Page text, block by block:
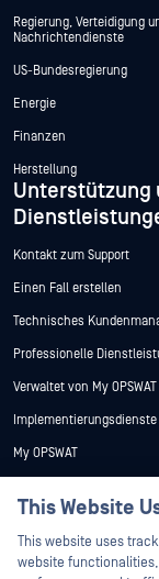
Regierung, Verteidigung
Nachrichtendienste
US-Bundesregierung
Energie
Finanzen
Herstellung
Unterstützung
Kontakt zum Support
Einen Fall erstellen
Technisches
Professionelle
Verwaltet von My OPSWAT
Implementierungsdienste
My OPSWAT
Ausbildung
Programm zur Behebung
Sicherheitslücken
This Website
This website uses
website